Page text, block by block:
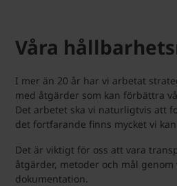
Våra
I mer än 20 år har vi arbetat
med åtgärder som kan förbättra
Det arbetet ska vi naturligtvis att
det fortfarande finns mycket vi
Det är viktigt för oss att vara
åtgärder, metoder och mål genom
dokumentation.